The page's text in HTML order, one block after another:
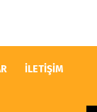
İLETİŞİM